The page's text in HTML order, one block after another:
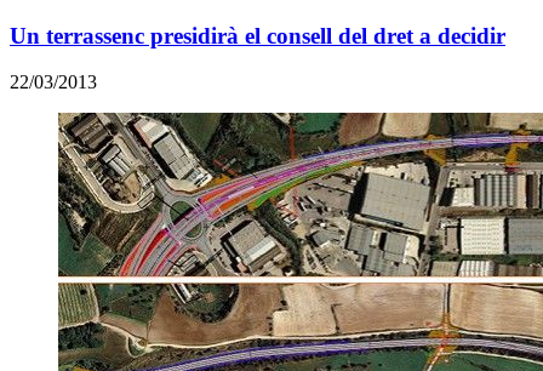
Un terrassenc presidirà el consell del dret a decidir
22/03/2013